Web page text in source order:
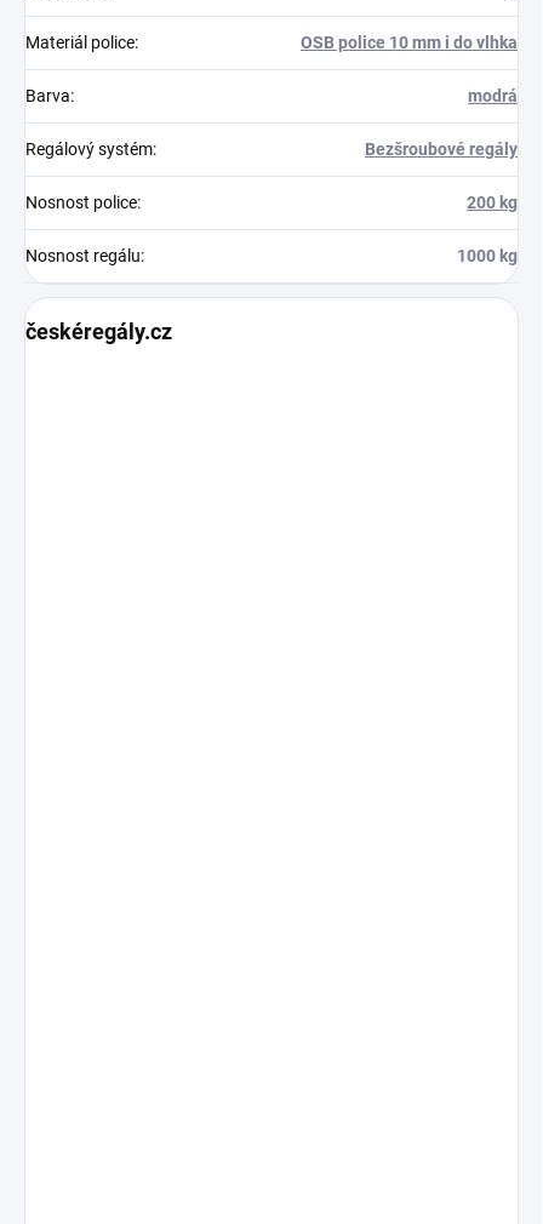
Materiál police: OSB police 10 mm i do vlhka
Barva: modrá
Regálový systém: Bezšroubové regály
Nosnost police: 200 kg
Nosnost regálu: 1000 kg
českéregály.cz